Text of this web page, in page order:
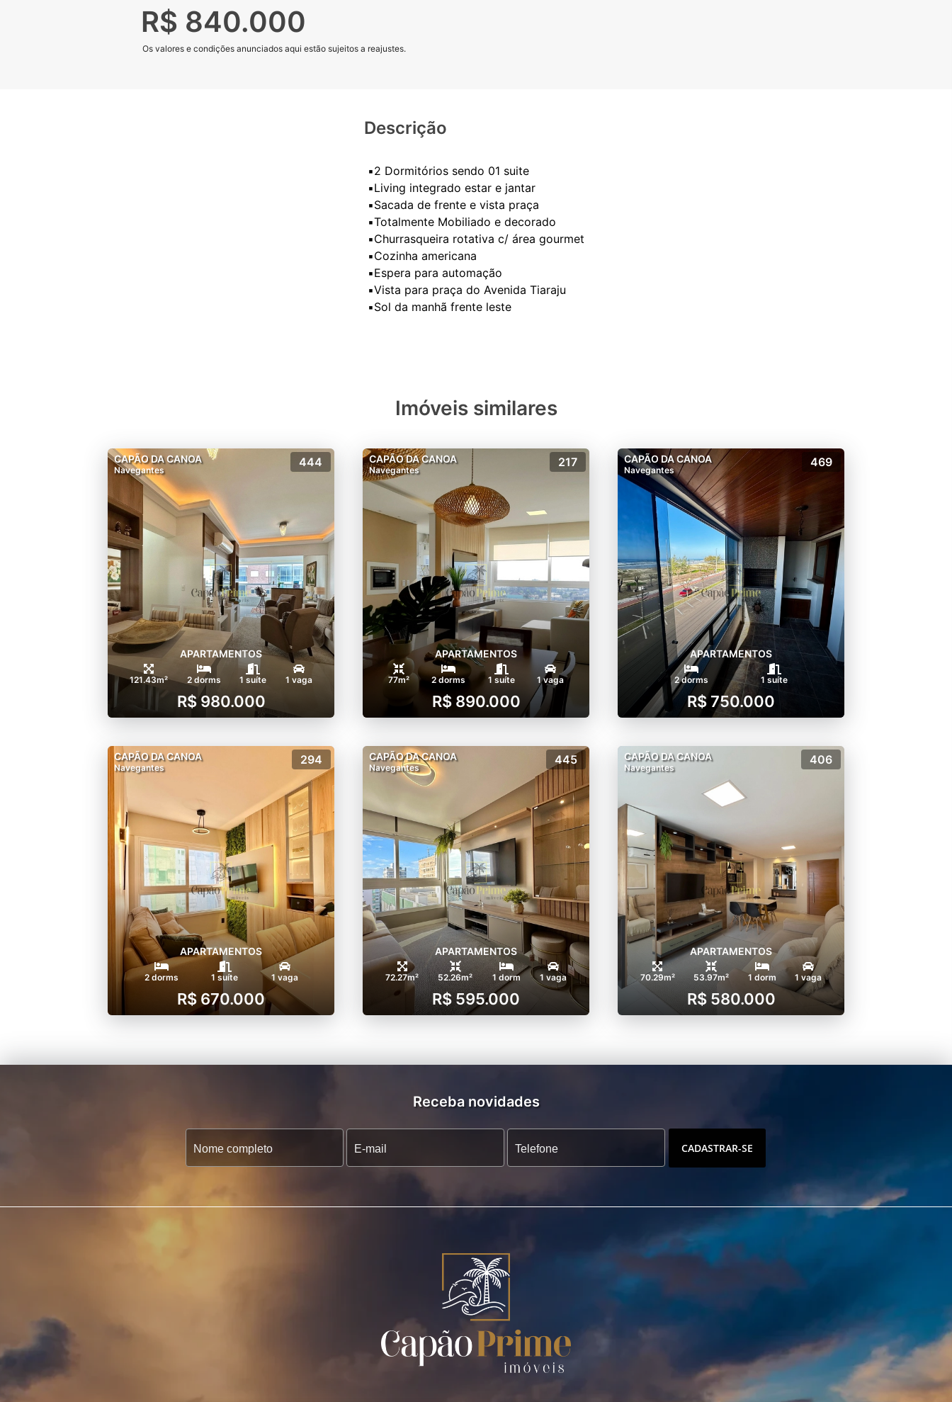
R$ 840.000
Os valores e condições anunciados aqui estão sujeitos a reajustes.
Descrição
▪️2 Dormitórios sendo 01 suite
▪️Living integrado estar e jantar
▪️Sacada de frente e vista praça
▪️Totalmente Mobiliado e decorado
▪️Churrasqueira rotativa c/ área gourmet
▪️Cozinha americana
▪️Espera para automação
▪️Vista para praça do Avenida Tiaraju
▪️Sol da manhã frente leste
Imóveis similares
CAPÃO DA CANOA
Navegantes
444
APARTAMENTOS
121.43m² 2 dorms 1 suíte 1 vaga
R$ 980.000
CAPÃO DA CANOA
Navegantes
217
APARTAMENTOS
77m² 2 dorms 1 suíte 1 vaga
R$ 890.000
CAPÃO DA CANOA
Navegantes
469
APARTAMENTOS
2 dorms 1 suíte
R$ 750.000
CAPÃO DA CANOA
Navegantes
294
APARTAMENTOS
2 dorms 1 suíte 1 vaga
R$ 670.000
CAPÃO DA CANOA
Navegantes
445
APARTAMENTOS
72.27m² 52.26m² 1 dorm 1 vaga
R$ 595.000
CAPÃO DA CANOA
Navegantes
406
APARTAMENTOS
70.29m² 53.97m² 1 dorm 1 vaga
R$ 580.000
Receba novidades
CADASTRAR-SE